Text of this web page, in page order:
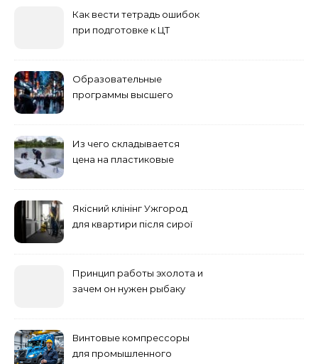
Как вести тетрадь ошибок
при подготовке к ЦТ
Образовательные
программы высшего
Из чего складывается
цена на пластиковые
Якісний клінінг Ужгород
для квартири після сирої
Принцип работы эхолота и
зачем он нужен рыбаку
Винтовые компрессоры
для промышленного